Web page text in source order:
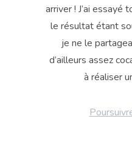
arriver ! J’ai essayé
le résultat étant
je ne le
d’ailleurs assez
à réaliser